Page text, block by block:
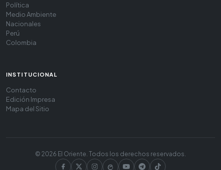
Política
Medio Ambiente
Nacionales
Perú
Colombia
INSTITUCIONAL
Contacto
Edición Impresa
Mapa del Sitio
© 2026 El Oriente. Todos los derechos reservados.